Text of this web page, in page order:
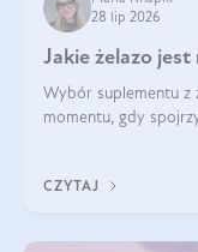
28 lip 2026
Jakie żelazo jest
Wybór suplementu z
momentu, gdy
suplement?
CZYTAJ